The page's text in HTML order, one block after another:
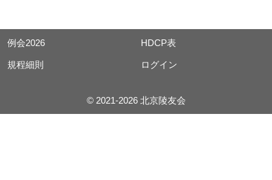
例会2026 HDCP表
規程細則 ログイン
© 2021-2026 北京陵友会